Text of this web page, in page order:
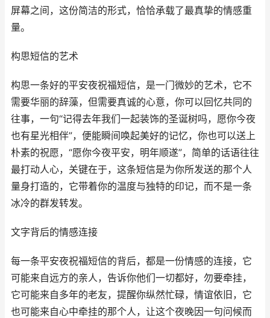
屏幕之间，这份简洁的形式，恰恰承载了最真挚的情感重
量。
构思短信的艺术
构思一条好的平安夜祝福短信，是一门微妙的艺术，它不
需要华丽的辞藻，但需要真诚的心意，你可以回忆共同的
往事，一句“记得去年我们一起装饰的圣诞树吗，愿你今夜
也有星光相伴”，便能瞬间唤起美好的记忆，你也可以送上
朴素的祝愿，“愿你今夜平安，明年顺遂”，简单的话语往往
最打动人心，关键在于，这条短信是为你所发送的那个人
量身打造的，它带着你的温度与独特的印记，而不是一条
冰冷的群发转发。
文字背后的情感连接
每一条平安夜祝福短信的背后，都是一份情感的连接，它
可能来自远方的亲人，告诉你他们一切都好，勿要牵挂，
它可能来自多年的老友，提醒你纵然忙碌，情谊依旧，它
也可能来自心中牵挂的那个人，让这个夜晚因一句问候而